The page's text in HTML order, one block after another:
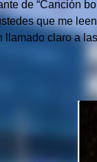
de “Canción
que me
llamado claro a